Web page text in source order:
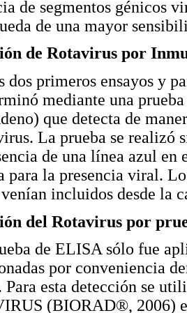
de segmentos génicos
de una mayor
de Rotavirus por
dos primeros ensayos y
mediante una
que detecta de
La prueba se realizó
de una línea azul en
para la presencia viral.
incluidos desde la
del Rotavirus por
de ELISA sólo fue
por conveniencia
Para esta detección se
(BIORAD®, 2006)